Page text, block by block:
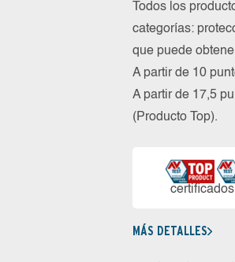
Todos los
categorías:
que puede
A partir de 10
A partir de 17,5
(Producto Top).
certi­ficados
MÁS DETALLES